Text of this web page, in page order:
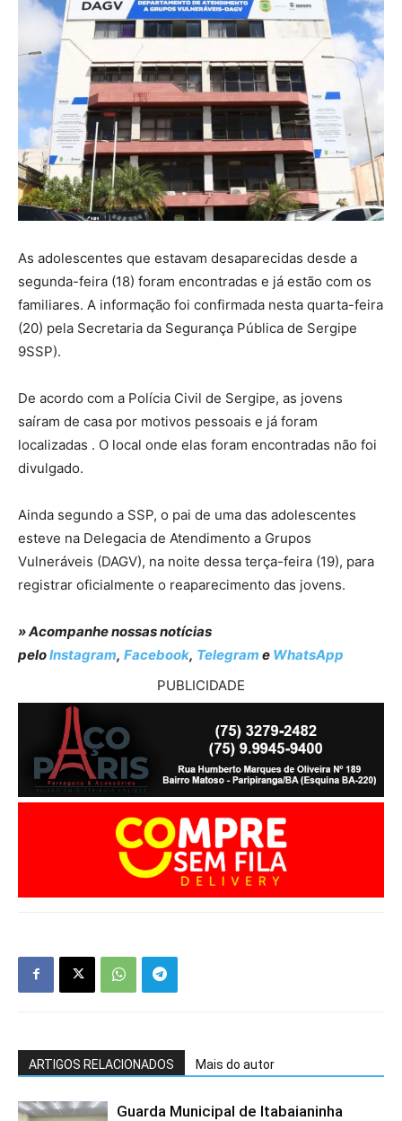
As adolescentes que estavam desaparecidas desde a
segunda-feira (18) foram encontradas e já estão com os
familiares. A informação foi confirmada nesta quarta-feira
(20) pela Secretaria da Segurança Pública de Sergipe
9SSP).
De acordo com a Polícia Civil de Sergipe, as jovens
saíram de casa por motivos pessoais e já foram
localizadas . O local onde elas foram encontradas não foi
divulgado.
Ainda segundo a SSP, o pai de uma das adolescentes
esteve na Delegacia de Atendimento a Grupos
Vulneráveis (DAGV), na noite dessa terça-feira (19), para
registrar oficialmente o reaparecimento das jovens.
» Acompanhe nossas notícias
peloInstagram, Facebook, Telegram e WhatsApp
PUBLICIDADE
ARTIGOS RELACIONADOS Mais do autor
Guarda Municipal de Itabaianinha